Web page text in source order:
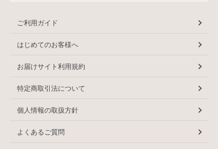
ご利用ガイド
はじめてのお客様へ
お届けサイト利用規約
特定商取引法について
個人情報の取扱方針
よくあるご質問